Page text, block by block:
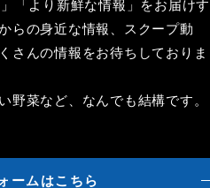
「より新鮮な情報」をお届けす
らの身近な情報、スクープ動
さんの情報をお待ちしておりま
野菜など、なんでも結構です。
ームはこちら